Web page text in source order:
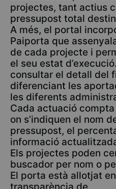
projectes, tant actius
pressupost total
A més, el portal
Paiporta que
de cada projecte i
el seu estat
consultar el detall del
diferenciant les
les diferents
Cada actuació
on s’indiquen el nom
pressupost, el
informació
Els projectes poden
buscador per nom o
El porta està allotjat